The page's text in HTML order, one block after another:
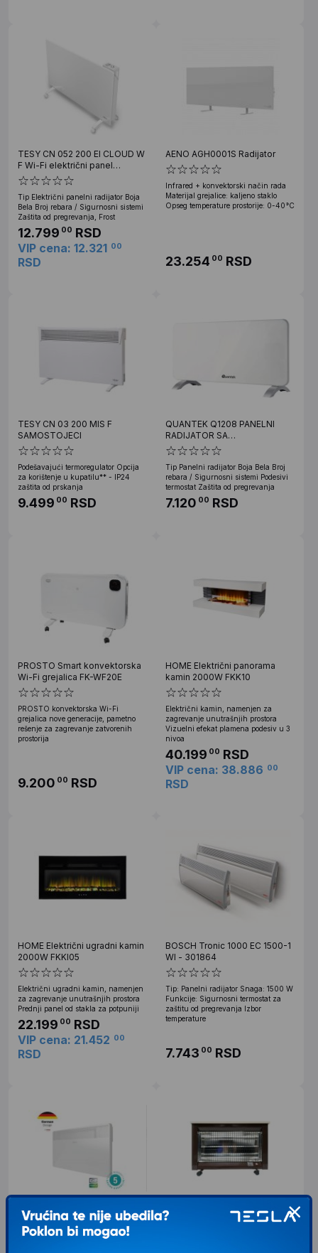
TESY CN 052 200 EI CLOUD W
F Wi-Fi električni panel
radijator
Tip Električni panelni radijator Boja
Bela Broj rebara / Sigurnosni sistemi
Zaštita od pregrevanja, Frost
12.799 00 RSD
VIP cena: 12.321 00
RSD
AENO AGH0001S Radijator
Infrared + konvektorski način rada
Materijal grejalice: kaljeno staklo
Opseg temperature prostorije: 0-40°C
23.254 00 RSD
TESY CN 03 200 MIS F
SAMOSTOJECI
Podešavajući termoregulator Opcija
za korištenje u kupatilu** - IP24
zaštita od prskanja
9.499 00 RSD
QUANTEK Q1208 PANELNI
RADIJATOR SA
TERMOSTATOM 2000W IP24
ZAŠTITA
Tip Panelni radijator Boja Bela Broj
rebara / Sigurnosni sistemi Podesivi
termostat Zaštita od pregrevanja
7.120 00 RSD
PROSTO Smart konvektorska
Wi-Fi grejalica FK-WF20E
PROSTO konvektorska Wi-Fi
grejalica nove generacije, pametno
rešenje za zagrevanje zatvorenih
prostorija
9.200 00 RSD
HOME Električni panorama
kamin 2000W FKK10
Električni kamin, namenjen za
zagrevanje unutrašnjih prostora
Vizuelni efekat plamena podesiv u 3
nivoa
40.199 00 RSD
VIP cena: 38.886 00
RSD
HOME Električni ugradni kamin
2000W FKKI05
Električni ugradni kamin, namenjen
za zagrevanje unutrašnjih prostora
Prednji panel od stakla za potpuniji
22.199 00 RSD
VIP cena: 21.452 00
RSD
BOSCH Tronic 1000 EC 1500-1
WI - 301864
Tip: Panelni radijator Snaga: 1500 W
Funkcije: Sigurnosni termostat za
zaštitu od pregrevanja Izbor
temperature
7.743 00 RSD
BOSCH HC 4000-10 BOSS Kvarcna peć 3x1000W